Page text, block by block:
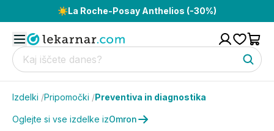
☀️La Roche-Posay Anthelios (-30%)
Izdelki /Pripomočki /Preventiva in diagnostika
Oglejte si vse izdelke izOmron